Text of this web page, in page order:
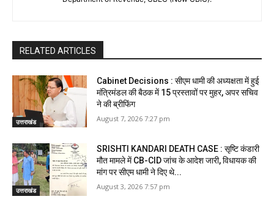
RELATED ARTICLES
उत्तराखंड
Cabinet Decisions : सीएम धामी की अध्यक्षता में हुई
मंत्रिमंडल की बैठक में 15 प्रस्तावों पर मुहर, अपर सचिव
ने की ब्रीफिंग
August 7, 2026 7:27 pm
उत्तराखंड
SRISHTI KANDARI DEATH CASE : सृष्टि कंडारी
मौत मामले में CB-CID जांच के आदेश जारी, विधायक की
मांग पर सीएम धामी ने दिए थे...
August 3, 2026 7:57 pm